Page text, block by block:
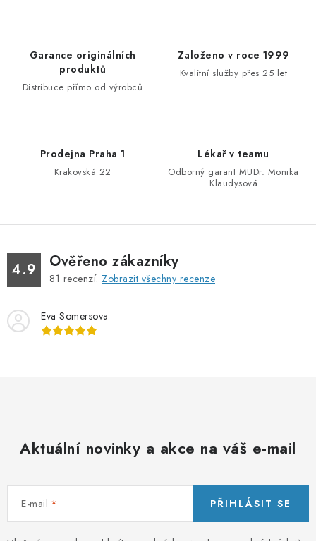
v
p
s
u
Garance originálních
produktů
Distribuce přímo od výrobců
Založeno v roce 1999
Kvalitní služby přes 25 let
Prodejna Praha 1
Krakovská 22
Lékař v teamu
Odborný garant MUDr. Monika
Klaudysová
4.9 Ověřeno zákazníky
81 recenzí. Zobrazit všechny recenze
Eva Somersova
Aktuální novinky a akce na váš e-mail
E-mail PŘIHLÁSIT SE